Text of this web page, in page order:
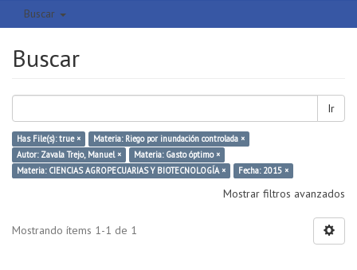
Buscar
Buscar
Ir
Has File(s): true ×
Materia: Riego por inundación controlada ×
Autor: Zavala Trejo, Manuel ×
Materia: Gasto óptimo ×
Materia: CIENCIAS AGROPECUARIAS Y BIOTECNOLOGÍA ×
Fecha: 2015 ×
Mostrar filtros avanzados
Mostrando ítems 1-1 de 1